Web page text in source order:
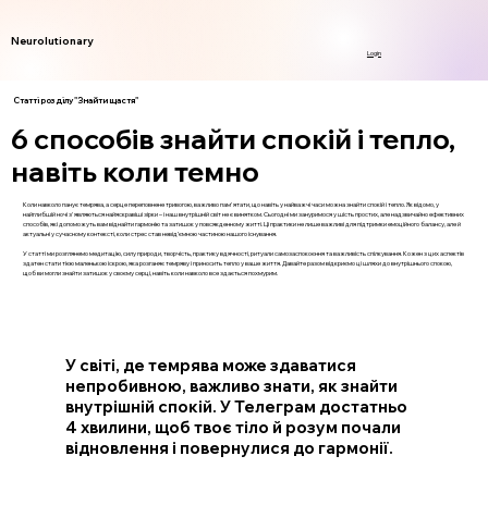
Neurolutionary
Login
Статті розділу "Знайти щастя"
6 способів знайти спокій і тепло,
навіть коли темно
Коли навколо панує темрява, а серце переповнене тривогою, важливо пам'ятати, що навіть у найважчі часи можна знайти спокій і тепло. Як відомо, у
найглибшій ночі з'являються найяскравіші зірки – і наш внутрішній світ не є винятком. Сьогодні ми зануримося у шість простих, але надзвичайно ефективних
способів, які допоможуть вам віднайти гармонію та затишок у повсякденному житті. Ці практики не лише важливі для підтримки емоційного балансу, але й
актуальні у сучасному контексті, коли стрес став невід’ємною частиною нашого існування.
У статті ми розглянемо медитацію, силу природи, творчість, практику вдячності, ритуали самозаспокоєння та важливість спілкування. Кожен з цих аспектів
здатен стати тією маленькою іскрою, яка розганяє темряву і приносить тепло у ваше життя. Давайте разом відкриємо ці шляхи до внутрішнього спокою,
щоб ви могли знайти затишок у своєму серці, навіть коли навколо все здається похмурим.
У світі, де темрява може здаватися
непробивною, важливо знати, як знайти
внутрішній спокій. У Телеграм достатньо
4 хвилини, щоб твоє тіло й розум почали
відновлення і повернулися до гармонії.